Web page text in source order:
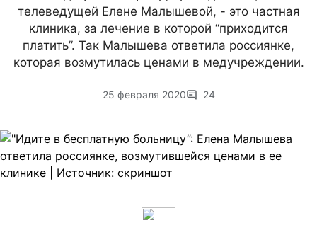
телеведущей Елене Малышевой, - это частная
клиника, за лечение в которой “приходится
платить”. Так Малышева ответила россиянке,
которая возмутилась ценами в медучреждении.
25 февраля 2020 24